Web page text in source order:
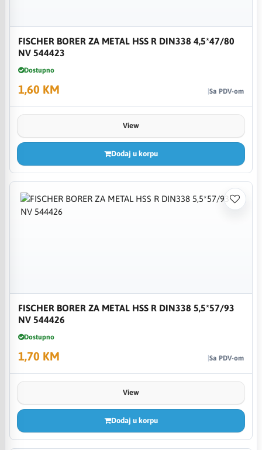
FISCHER BORER ZA METAL HSS R DIN338 4,5*47/80
NV 544423
Dostupno
1,60 KM Sa PDV-om
View
Dodaj u korpu
FISCHER BORER ZA METAL HSS R DIN338 5,5*57/93
NV 544426
Dostupno
1,70 KM Sa PDV-om
View
Dodaj u korpu